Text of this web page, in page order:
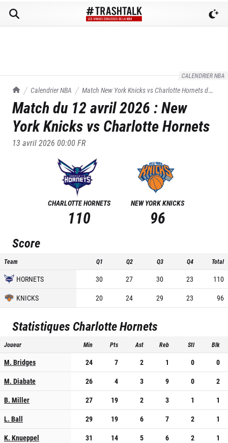
CALENDRIER NBA
TrashTalk Actu NBA
Calendrier NBA Match New York Knicks vsCharlotte Hornetsdu
12/04/2026
Match du 12 avril 2026 :New
York Knicks vs Charlotte Hornets
13 avril 2026 00:00FR
CHARLOTTE HORNETS
110
NEW YORK KNICKS
96
Score
Team Q1 Q2 Q3 Q4 Total
HORNETS 30 27 30 23
110
KNICKS
20 24 29 23 96
Statistiques Charlotte Hornets
Joueur Min Pts Ast Reb Stl Blk
M. Bridges 24 7 2 1 0
0
M. Diabate
26 4 3 9 0
2
B. Miller
27 19 2 3 1
1
L. Ball
29 19 6 7 2
1
K. Knueppel
31 14 5 6 2
1